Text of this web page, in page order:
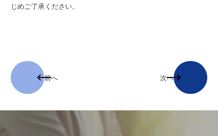
じめご了承ください。
前へ 次へ